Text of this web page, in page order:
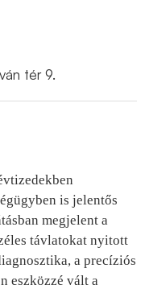
tér 9.
is jelentős
megjelent a
távlatokat nyitott
a precíziós
eszközzé vált a